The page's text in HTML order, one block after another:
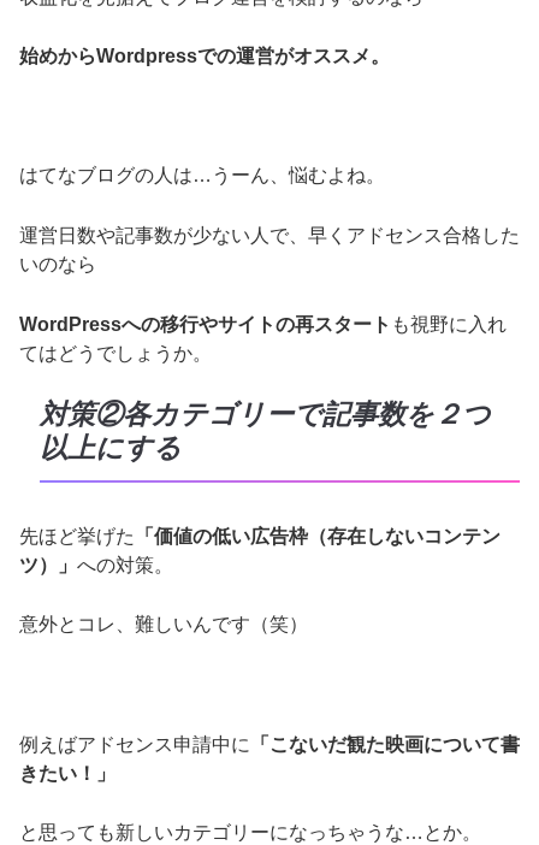
始めからWordpressでの運営がオススメ。
はてなブログの人は…うーん、悩むよね。
運営日数や記事数が少ない人で、早くアドセンス合格した
いのなら
WordPressへの移行やサイトの再スタート も視野に入れ
てはどうでしょうか。
対策②各カテゴリーで記事数を２つ
以上にする
先ほど挙げた
「価値の低い広告枠（存在しないコンテン
ツ）」 への対策。
意外とコレ、難しいんです（笑）
例えばアドセンス申請中に
「こないだ観た映画について書
きたい！」
と思っても新しいカテゴリーになっちゃうな…とか。